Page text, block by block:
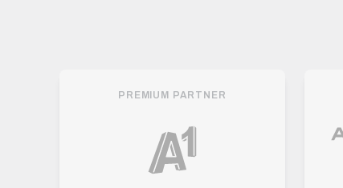
PREMIUM PARTNER